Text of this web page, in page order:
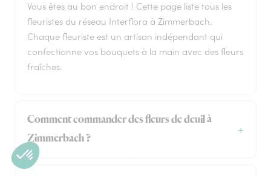
Vous êtes au bon endroit ! Cette page liste tous les
fleuristes du réseau Interflora à Zimmerbach.
Chaque fleuriste est un artisan indépendant qui
confectionne vos bouquets à la main avec des fleurs
fraîches.
Comment commander des fleurs de deuil à
Zimmerbach ?